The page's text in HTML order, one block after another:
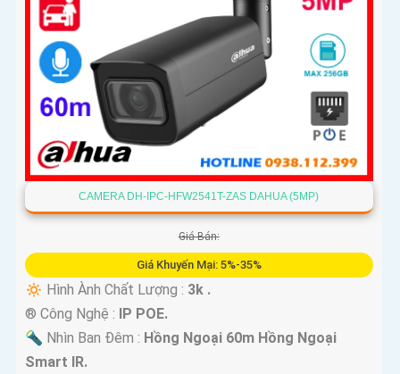
CAMERA DH-IPC-HFW2541T-ZAS DAHUA (5MP)
Giá Bán:
Giá Khuyến Mại: 5%-35%
🔅 Hình Ành Chất Lượng : 3k .
®️ Công Nghệ : IP POE.
🔦 Nhìn Ban Đêm : Hồng Ngoại 60m Hồng Ngoại
Smart IR.